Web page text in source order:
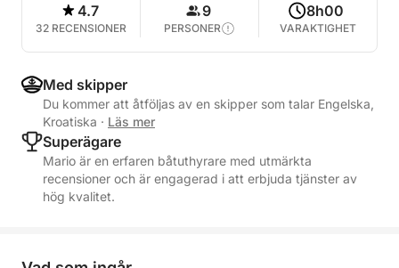
4.7
32 RECENSIONER
9
PERSONER
8h00
VARAKTIGHET
Med skipper
Du kommer att åtföljas av en skipper som talar Engelska,
Kroatiska · Läs mer
Superägare
Mario är en erfaren båtuthyrare med utmärkta
recensioner och är engagerad i att erbjuda tjänster av
hög kvalitet.